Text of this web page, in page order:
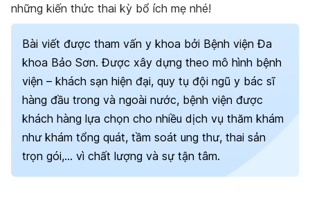
những kiến thức thai kỳ bổ ích mẹ nhé!
Bài viết được tham vấn y khoa bởi Bệnh viện Đa
khoa Bảo Sơn. Được xây dựng theo mô hình bệnh
viện – khách sạn hiện đại, quy tụ đội ngũ y bác sĩ
hàng đầu trong và ngoài nước, bệnh viện được
khách hàng lựa chọn cho nhiều dịch vụ thăm khám
như khám tổng quát, tầm soát ung thư, thai sản
trọn gói,… vì chất lượng và sự tận tâm.